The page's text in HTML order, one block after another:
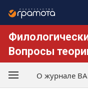
Вопросы
О журнале